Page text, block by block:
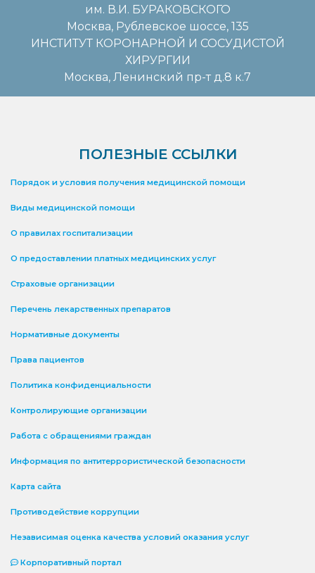
им. В.И. БУРАКОВСКОГО
Москва, Рублевское шоссе, 135
ИНСТИТУТ КОРОНАРНОЙ И СОСУДИСТОЙ
ХИРУРГИИ
Москва, Ленинский пр-т д.8 к.7
ПОЛЕЗНЫЕ ССЫЛКИ
Порядок и условия получения медицинской помощи
Виды медицинской помощи
О правилах госпитализации
О предоставлении платных медицинских услуг
Страховые организации
Перечень лекарственных препаратов
Нормативные документы
Права пациентов
Политика конфиденциальности
Контролирующие организации
Работа с обращениями граждан
Информация по антитеррористической безопасности
Карта сайта
Противодействие коррупции
Независимая оценка качества условий оказания услуг
Корпоративный портал